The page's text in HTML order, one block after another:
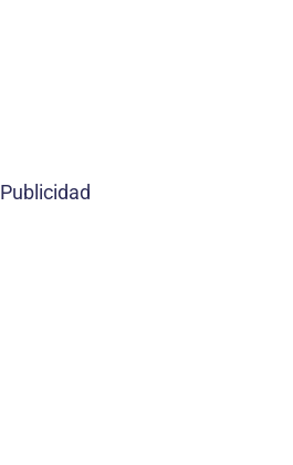
Publicidad